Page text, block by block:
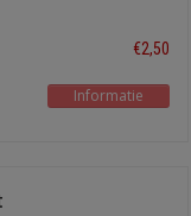
€2,50
Informatie